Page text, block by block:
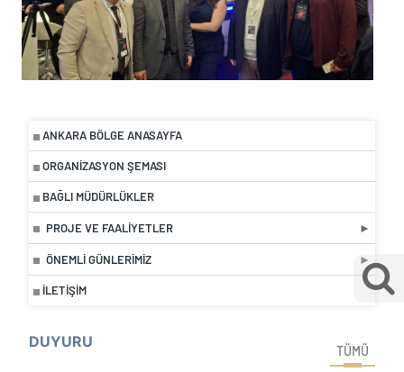
ANKARA BÖLGE ANASAYFA
ORGANIZASYON ŞEMASI
BAĞLI MÜDÜRLÜKLER
PROJE VE FAALIYETLER
ÖNEMLI GÜNLERIMIZ
İLETIŞIM
DUYURU
TÜMÜ